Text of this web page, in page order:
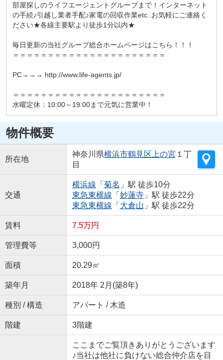
部屋探しのライフエージェントグループまで！インターネット
の手続♪引越し業者手配♪家電の回収作業etc..お気軽にご連絡く
ださい★各線主要駅より徒歩1分以内★
毎日更新の当社グループ総合ホームページはこちら！！！
＝＝＝＝＝＝＝＝＝＝＝＝＝＝＝＝＝＝＝＝＝＝
PC→→→ http://www.life-agents.jp/
＝＝＝＝＝＝＝＝＝＝＝＝＝＝＝＝＝＝＝＝＝＝
水曜定休：10:00～19:00まで元気に営業中！
物件概要
所在地
神奈川県横浜市鶴見区 上の宮 １丁
目
交通
横浜線 「 菊名 」駅 徒歩10分
東急東横線 「 妙蓮寺」駅 徒歩22分
東急東横線 「 大倉山 」駅 徒歩22分
賃料 7.5万円
管理費等 3,000円
面積 20.29㎡
築年月 2018年 2月(築8年)
種別 / 構造 アパート / 木造
階建 3階建
ここまでご覧頂きありがとうございます
♪当社は他社に負けない総合仲介店を目